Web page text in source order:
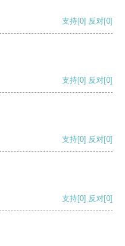
支持[0] 反对[0]
支持[0] 反对[0]
支持[0] 反对[0]
支持[0] 反对[0]